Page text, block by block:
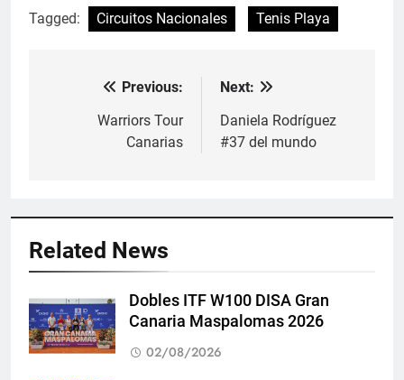
Tagged: Circuitos Nacionales Tenis Playa
Navegación
Previous:
Warriors Tour
Canarias
Next:
Daniela Rodríguez
#37 del mundo
Related News
Dobles ITF W100 DISA Gran
Canaria Maspalomas 2026
02/08/2026